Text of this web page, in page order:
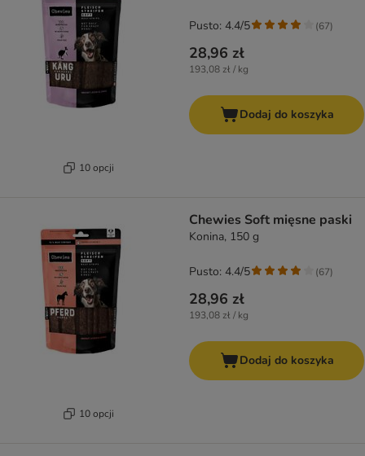
10 opcji
28,96 zł
193,08 zł / kg
Pusto: 4.4/5 (67)
Dodaj do koszyka
10 opcji
Chewies Soft mięsne paski
Konina, 150 g
28,96 zł
193,08 zł / kg
Pusto: 4.4/5 (67)
Dodaj do koszyka